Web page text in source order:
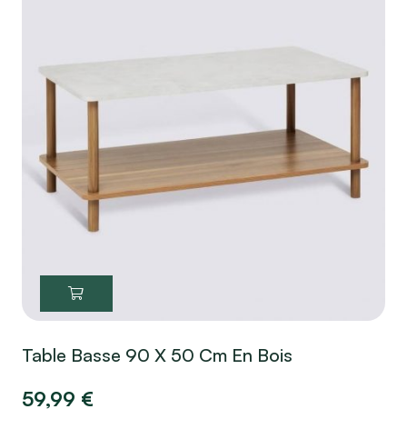
Table Basse 90 X 50 Cm En Bois
59,99 €